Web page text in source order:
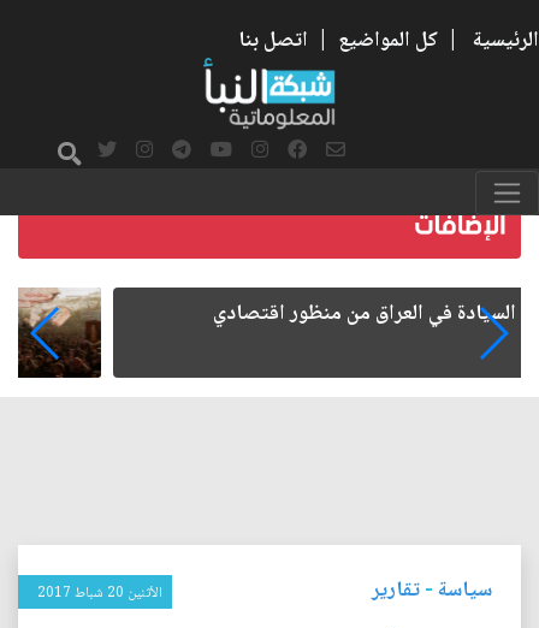
الرئيسية | كل المواضيع | اتصل بنا
ما بعد الأربعين.. كيف اتسعت الزيارة من هويتها
سياسة-تقارير الأثنين 20 شباط 2017